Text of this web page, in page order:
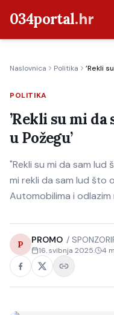
034portal.hr
Crna kronika
Poljoprivreda
Politika
Gospodarstvo
Život
Naslovnica Politika ’Rekli
POLITIKA
’Rekli su mi
u Požegu’
"Rekli su mi da sam lud
mi rekli da sam lud što
Automobilima i odlazim
P PROMO /
16. svibnja 2025. 4